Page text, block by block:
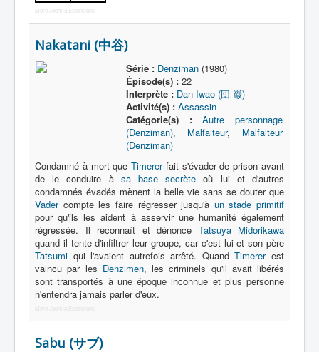
More Joomla Extensions
Nakatani (中谷)
Série : Denziman(1980)
Épisode(s) :22
Interprète : Dan Iwao (団 巌)
Activité(s) : Assassin
Catégorie(s) :
Autre personnage
(Denziman), Malfaiteur, Malfaiteur
(Denziman)
Condamné à mort queTimererfait s'évader de prison avant
de le conduire à sa base secrète où lui et d'autres
condamnés évadés mènent la belle vie sans se douter que
Vadercompte les faire régresser jusqu'à un stade primitif
pour qu'ils les aident à asservir une humanité également
régressée. Il reconnaît et dénonce Tatsuya Midorikawa
quand il tente d'infiltrer leur groupe, car c'est lui et son père
Tatsumi qui l'avaient autrefois arrêté. QuandTimererest
vaincu par les Denzimen, les criminels qu'il avait libérés
sont transportés à une époque inconnue et plus personne
n'entendra jamais parler d'eux.
More Joomla Extensions
Sabu (サブ)